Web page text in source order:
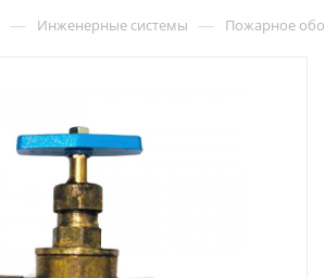
— Инженерные системы — Пожарное